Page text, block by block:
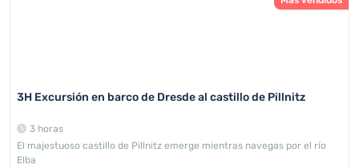
3H Excursión en barco de Dresde al castillo de Pillnitz
3 horas
El majestuoso castillo de Pillnitz emerge mientras navegas por el río
Elba